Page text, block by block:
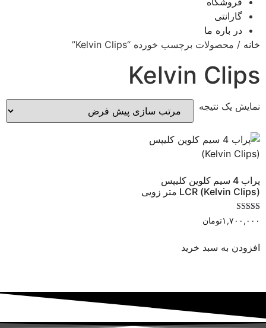
گارانتی
در باره ما
خانه / محصولات برچسب خورده “Kelvin Clips”
Kelvin Clips
نمایش یک نتیجه
پراب 4 سیم کلوین کلیپس
(Kelvin Clips) LCR متر زویی
۱,۷۰۰,۰۰۰تومان
افزودن به سبد خرید